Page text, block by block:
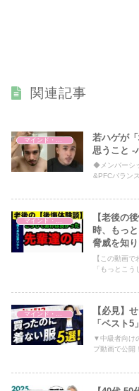
関連記事
若ハゲが
思うこと -
◆メンバーシ
&PFCバラン
【老後の
時、もっ
脅威を知
【この動画
「もっとこう
【必見】
「ベスト5
▼中級者向け
プ動画で公